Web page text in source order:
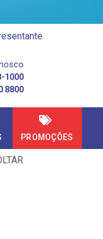
1000
8800
PROMOÇÕES